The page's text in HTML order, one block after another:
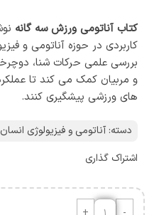
کتاب آناتومی ورزش سه گانه
کاربردی در حوزه آناتومی و
بررسی علمی حرکات شنا،
و مربیان کمک می کند تا
های ورزشی پیشگیری کنند.
دسته: آناتومی و فیزیولوژی انسان
اشتراک گذاری